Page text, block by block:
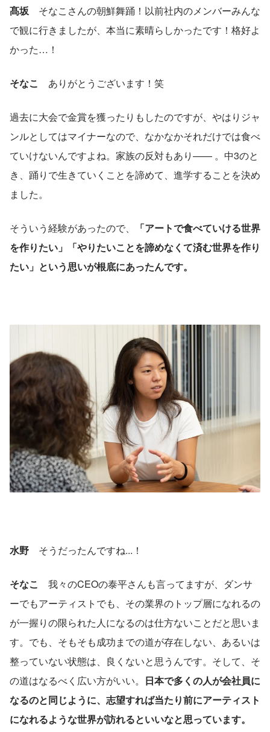
髙坂 そなこさんの朝鮮舞踊！以前社内のメンバーみんな
で観に行きましたが、本当に素晴らしかったです！格好よ
かった…！
そなこ ありがとうございます！笑
過去に大会で金賞を獲ったりもしたのですが、やはりジャ
ンルとしてはマイナーなので、なかなかそれだけでは食べ
ていけないんですよね。家族の反対もあり—— 。中3のと
き、踊りで生きていくことを諦めて、進学することを決め
ました。
そういう経験があったので、
「アートで食べていける世界
を作りたい」「やりたいことを諦めなくて済む世界を作り
たい」という思いが根底にあったんです。
水野 そうだったんですね...！
そなこ
我々のCEOの泰平さんも言ってますが、ダンサ
ーでもアーティストでも、その業界のトップ層になれるの
が一握りの限られた人になるのは仕方ないことだと思いま
す。でも、そもそも成功までの道が存在しない、あるいは
整っていない状態は、良くないと思うんです。そして、そ
の道はなるべく広い方がいい。 日本で多くの人が会社員に
なるのと同じように、志望すれば当たり前にアーティスト
になれるような世界が訪れるといいなと思っています。